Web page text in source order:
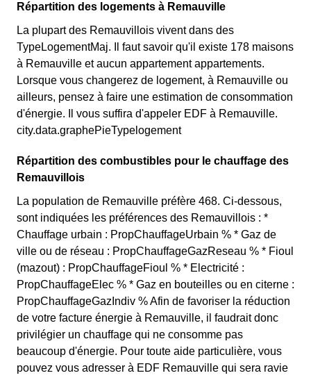
Répartition des logements à Remauville
La plupart des Remauvillois vivent dans des
TypeLogementMaj. Il faut savoir qu'il existe 178 maisons
à Remauville et aucun appartement appartements.
Lorsque vous changerez de logement, à Remauville ou
ailleurs, pensez à faire une estimation de consommation
d'énergie. Il vous suffira d'appeler EDF à Remauville.
city.data.graphePieTypelogement
Répartition des combustibles pour le chauffage des
Remauvillois
La population de Remauville préfère 468. Ci-dessous,
sont indiquées les préférences des Remauvillois : *
Chauffage urbain : PropChauffageUrbain % * Gaz de
ville ou de réseau : PropChauffageGazReseau % * Fioul
(mazout) : PropChauffageFioul % * Electricité :
PropChauffageElec % * Gaz en bouteilles ou en citerne :
PropChauffageGazIndiv % Afin de favoriser la réduction
de votre facture énergie à Remauville, il faudrait donc
privilégier un chauffage qui ne consomme pas
beaucoup d'énergie. Pour toute aide particulière, vous
pouvez vous adresser à EDF Remauville qui sera ravie